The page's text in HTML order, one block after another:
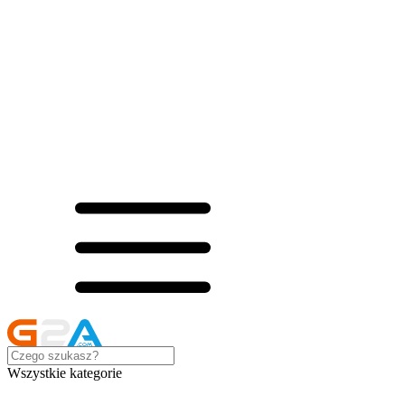
Wszystkie kategorie